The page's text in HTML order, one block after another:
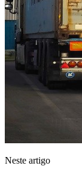
Neste artigo